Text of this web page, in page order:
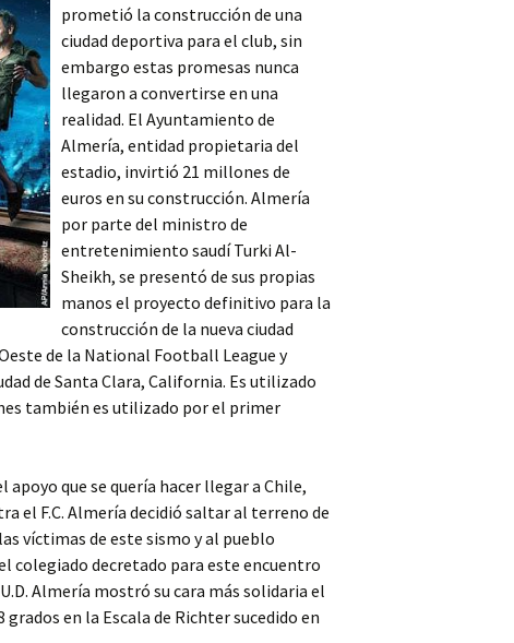
prometió la construcción de una
ciudad deportiva para el club, sin
embargo estas promesas nunca
llegaron a convertirse en una
realidad. El Ayuntamiento de
Almería, entidad propietaria del
estadio, invirtió 21 millones de
euros en su construcción. Almería
por parte del ministro de
entretenimiento saudí Turki Al-
Sheikh, se presentó de sus propias
manos el proyecto definitivo para la
construcción de la nueva ciudad
de la National Football League y
de Santa Clara, California. Es utilizado
también es utilizado por el primer
que se quería hacer llegar a Chile,
el F.C. Almería decidió saltar al terreno de
víctimas de este sismo y al pueblo
colegiado decretado para este encuentro
Almería mostró su cara más solidaria el
en la Escala de Richter sucedido en